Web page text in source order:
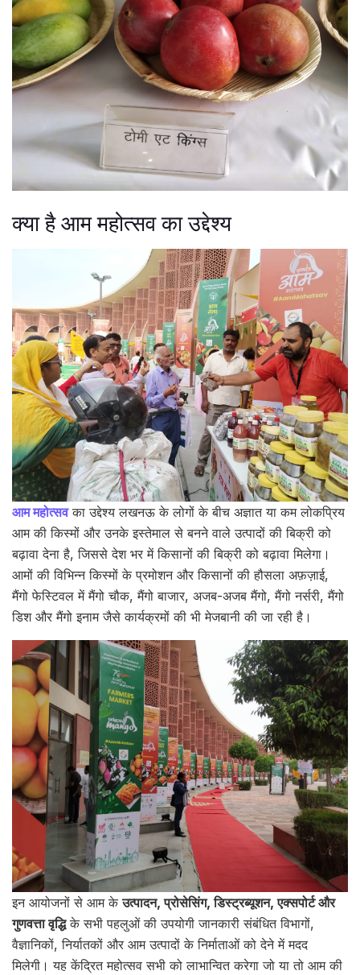
क्या है आम महोत्सव का उद्देश्य
आम महोत्सवका उद्देश्य लखनऊ के लोगों के बीच अज्ञात या कम लोकप्रिय
आम की किस्मों और उनके इस्तेमाल से बनने वाले उत्पादों की बिक्री को
बढ़ावा देना है, जिससे देश भर में किसानों की बिक्री को बढ़ावा मिलेगा।
आमों की विभिन्न किस्मों के प्रमोशन और किसानों की हौसला अफ़ज़ाई,
मैंगो फेस्टिवल में मैंगो चौक, मैंगो बाजार, अजब-अजब मैंगो, मैंगो नर्सरी, मैंगो
डिश और मैंगो इनाम जैसे कार्यक्रमों की भी मेजबानी की जा रही है।
इन आयोजनों से आम केउत्पादन, प्रोसेसिंग, डिस्ट्रब्यूशन, एक्सपोर्ट और
गुणवत्ता वृद्धिके सभी पहलुओं की उपयोगी जानकारी संबंधित विभागों,
वैज्ञानिकों, निर्यातकों और आम उत्पादों के निर्माताओं को देने में मदद
मिलेगी। यह केंद्रित महोत्सव सभी को लाभान्वित करेगा जो या तो आम की